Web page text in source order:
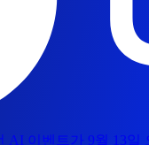
AI 이벤트가 9월 13